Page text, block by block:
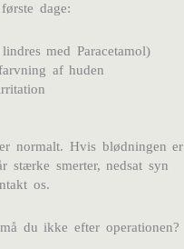
dage:
med Paracetamol)
af huden
normalt. Hvis blødningen er
smerter, nedsat syn
os.
du ikke efter operationen?